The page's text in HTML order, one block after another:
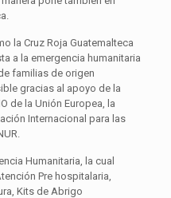
la Cruz Roja Guatemalteca
a la emergencia humanitaria
familias de origen
gracias al apoyo de la
de la Unión Europea, la
Internacional para las
Humanitaria, la cual
Pre hospitalaria,
Kits de Abrigo